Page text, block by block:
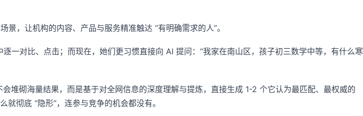
，让机构的内容、产品与服务精准触达 “有明确需求的人”。
一对比、点击；而现在，她们更习惯直接向 AI 提问：“我家在南山区，孩子初三数学中等，有什么寒
堆砌海量结果，而是基于对全网信息的深度理解与提炼，直接生成 1-2 个它认为最匹配、最权威的
彻底 “隐形”，连参与竞争的机会都没有。